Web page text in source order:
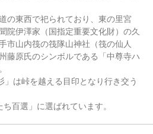
の東西で祀られており、東の里宮
院伊澤家（国指定重要文化財）の久
市山内筏の筏隊山神社（筏の仙人
藤原氏のシンボルである「中尊寺ハ
は峠を越える目印となり行き交う
百選」に選ばれています。